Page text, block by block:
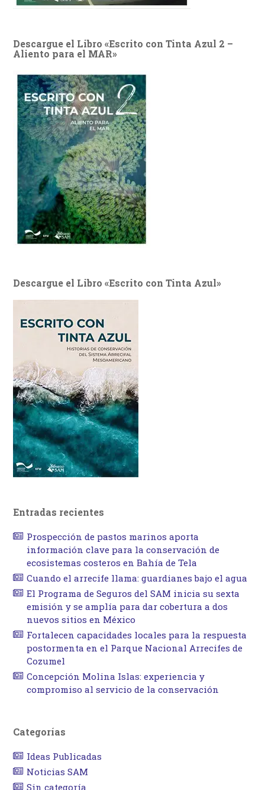
Descargue el Libro «Escrito con Tinta Azul 2 –
Aliento para el MAR»
Descargue el Libro «Escrito con Tinta Azul»
Entradas recientes
Prospección de pastos marinos aporta
información clave para la conservación de
ecosistemas costeros en Bahía de Tela
Cuando el arrecife llama: guardianes bajo el agua
El Programa de Seguros del SAM inicia su sexta
emisión y se amplía para dar cobertura a dos
nuevos sitios en México
Fortalecen capacidades locales para la respuesta
postormenta en el Parque Nacional Arrecifes de
Cozumel
Concepción Molina Islas: experiencia y
compromiso al servicio de la conservación
Categorías
Ideas Publicadas
Noticias SAM
Sin categoría